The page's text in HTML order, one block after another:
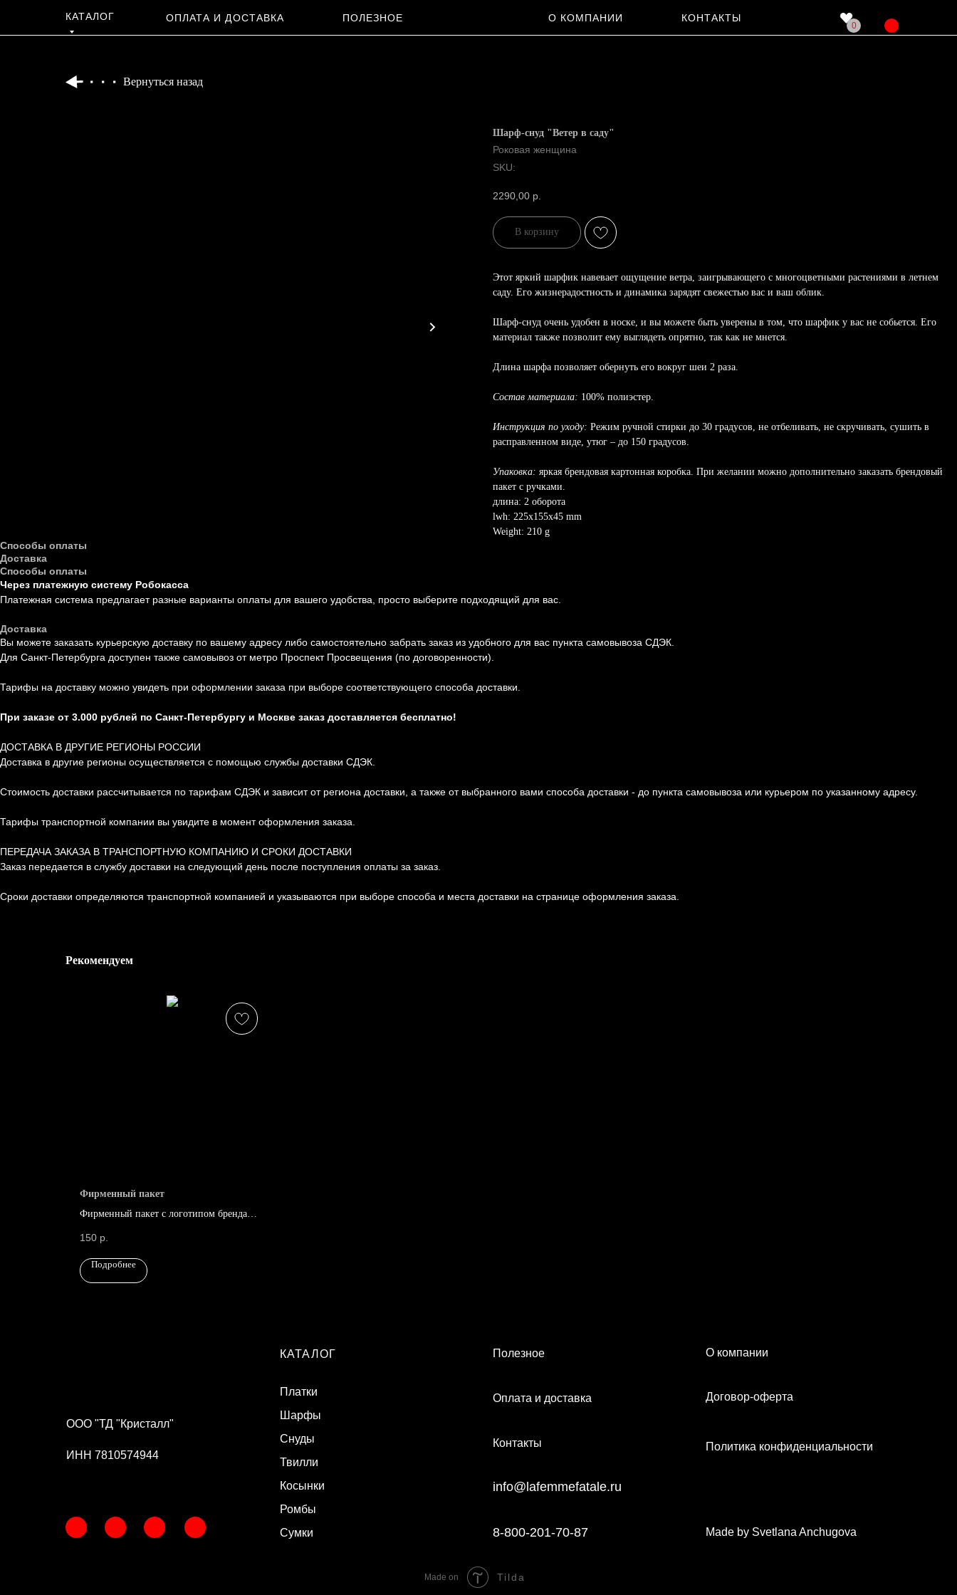
КАТАЛОГ ОПЛАТА И ДОСТАВКА ПОЛЕЗНОЕ О КОМПАНИИ КОНТАКТЫ
0
Вернуться назад
Шарф-снуд "Ветер в саду"
Роковая женщина
SKU:
2290,00 р.
В корзину
Этот яркий шарфик навевает ощущение ветра, заигрывающего с многоцветными растениями в летнем
саду. Его жизнерадостность и динамика зарядят свежестью вас и ваш облик.
Шарф-снуд очень удобен в носке, и вы можете быть уверены в том, что шарфик у вас не собьется. Его
материал также позволит ему выглядеть опрятно, так как не мнется.
Длина шарфа позволяет обернуть его вокруг шеи 2 раза.
Состав материала: 100% полиэстер.
Инструкция по уходу: Режим ручной стирки до 30 градусов, не отбеливать, не скручивать, сушить в
расправленном виде, утюг – до 150 градусов.
Упаковка: яркая брендовая картонная коробка. При желании можно дополнительно заказать брендовый
пакет с ручками.
длина: 2 оборота
lwh: 225x155x45 mm
Weight: 210 g
Способы оплаты
Доставка
Способы оплаты
Через платежную систему Робокасса
Платежная система предлагает разные варианты оплаты для вашего удобства, просто выберите подходящий для вас.
Доставка
Вы можете заказать курьерскую доставку по вашему адресу либо самостоятельно забрать заказ из удобного для вас пункта самовывоза СДЭК.
Для Санкт-Петербурга доступен также самовывоз от метро Проспект Просвещения (по договоренности).
Тарифы на доставку можно увидеть при оформлении заказа при выборе соответствующего способа доставки.
При заказе от 3.000 рублей по Санкт-Петербургу и Москве заказ доставляется бесплатно!
ДОСТАВКА В ДРУГИЕ РЕГИОНЫ РОССИИ
Доставка в другие регионы осуществляется с помощью службы доставки СДЭК.
Стоимость доставки рассчитывается по тарифам СДЭК и зависит от региона доставки, а также от выбранного вами способа доставки - до пункта самовывоза или курьером по указанному адресу.
Тарифы транспортной компании вы увидите в момент оформления заказа.
ПЕРЕДАЧА ЗАКАЗА В ТРАНСПОРТНУЮ КОМПАНИЮ И СРОКИ ДОСТАВКИ
Заказ передается в службу доставки на следующий день после поступления оплаты за заказ.
Сроки доставки определяются транспортной компанией и указываются при выборе способа и места доставки на странице оформления заказа.
Рекомендуем
Фирменный пакет
Фирменный пакет с логотипом бренда
150 р.
Подробнее
КАТАЛОГ
Оплата и доставка
Полезное О компании
Контакты
Договор-оферта
info@lafemmefatale.ru
Политика конфиденциальности
ООО "ТД "Кристалл"
ИНН 7810574944
Платки
Шарфы
Снуды
Твилли
Косынки
Ромбы
Сумки
8-800-201-70-87 Made by Svetlana Anchugova
Made on Tilda